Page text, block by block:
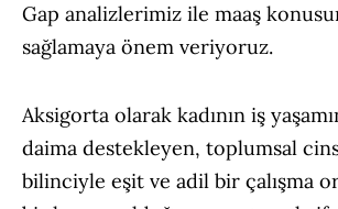
Gap analizlerimiz ile maaş
sağlamaya önem veriyoruz.
Aksigorta olarak kadının iş
daima destekleyen, toplumsal
bilinciyle eşit ve adil bir çalışma